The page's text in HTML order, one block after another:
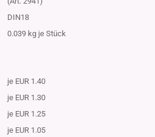
DIN18
0.039 kg je Stück
je EUR 1.40
je EUR 1.30
je EUR 1.25
je EUR 1.05